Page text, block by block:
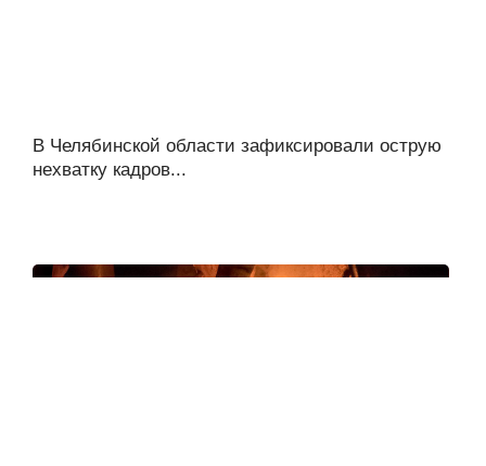
В Челябинской области зафиксировали острую
нехватку кадров...